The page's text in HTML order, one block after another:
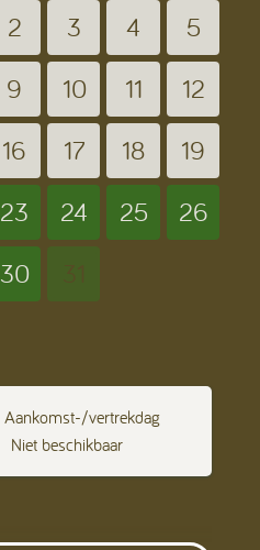
2 3 4
5
9 10 11
12
16 17 18
19
23 24 25
26
30
Aankomst-/vertrekdag
Niet beschikbaar